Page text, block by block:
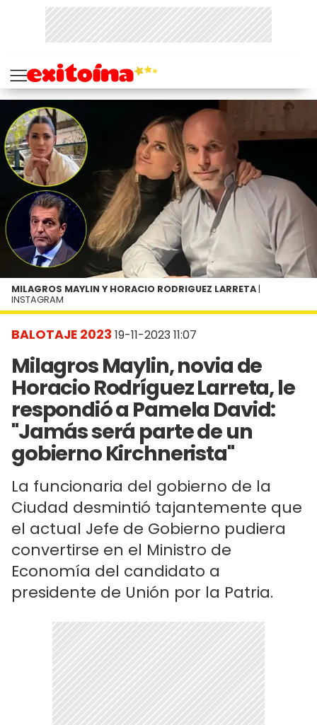
BALOTAJE 2023 19-11-2023 11:07
Milagros Maylin, novia de
Horacio Rodríguez Larreta, le
respondió a Pamela David:
"Jamás será parte de un
gobierno Kirchnerista"
La funcionaria del gobierno de la
Ciudad desmintió tajantemente que
el actual Jefe de Gobierno pudiera
convertirse en el Ministro de
Economía del candidato a
presidente de Unión por la Patria.
MILAGROS MAYLIN Y HORACIO RODRIGUEZ LARRETA |
INSTAGRAM